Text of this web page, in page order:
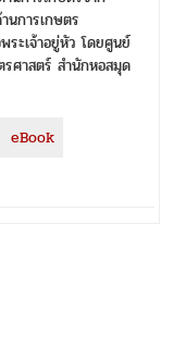
นการเกษตร
ระเจ้าอยู่หัว โดยศูนย์
รศาสตร์ สำนักหอสมุด
eBook